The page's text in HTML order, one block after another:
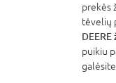
prekės
tėvelių
puikiu